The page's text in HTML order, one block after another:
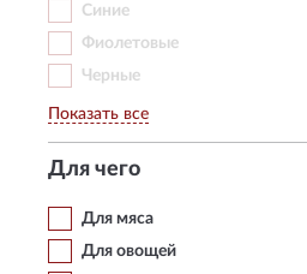
Синие
Фиолетовые
Черные
Показать все
Для чего
Для мяса
Для овощей